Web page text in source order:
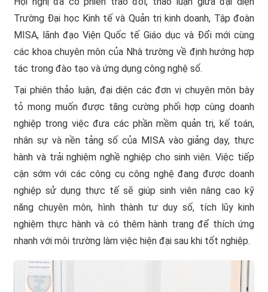
Trường Đại học Kinh tế và Quản trị kinh doanh, Tập đoàn
MISA, lãnh đạo Viện Quốc tế Giáo dục và Đổi mới cùng
các khoa chuyên môn của Nhà trường về định hướng hợp
tác trong đào tạo và ứng dụng công nghệ số.
Tại phiên thảo luận, đại diện các đơn vị chuyên môn bày
tỏ mong muốn được tăng cường phối hợp cùng doanh
nghiệp trong việc đưa các phần mềm quản trị, kế toán,
nhân sự và nền tảng số của MISA vào giảng dạy, thực
hành và trải nghiệm nghề nghiệp cho sinh viên. Việc tiếp
cận sớm với các công cụ công nghệ đang được doanh
nghiệp sử dụng thực tế sẽ giúp sinh viên nâng cao kỹ
năng chuyên môn, hình thành tư duy số, tích lũy kinh
nghiệm thực hành và có thêm hành trang để thích ứng
nhanh với môi trường làm việc hiện đại sau khi tốt nghiệp.